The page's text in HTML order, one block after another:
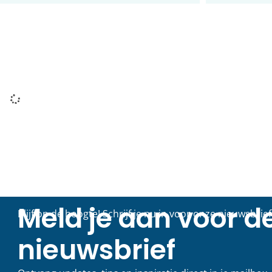
Communicatieve
Duizendpoot (6 – 8 uur
per week)
LEES VERDER >
slag in
LEES